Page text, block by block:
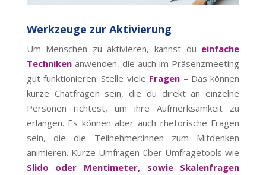
Werkzeuge zur Aktivierung
Um Menschen zu aktivieren, kannst du einfache
Technikenanwenden, die auch im Präsenzmeeting
gut funktionieren. Stelle viele Fragen – Das können
kurze Chatfragen sein, die du direkt an einzelne
Personen richtest, um ihre Aufmerksamkeit zu
erlangen. Es können aber auch rhetorische Fragen
sein, die die Teilnehmer:innen zum Mitdenken
animieren. Kurze Umfragen über Umfragetools wie
Slido oder Mentimeter, sowie Skalenfragen